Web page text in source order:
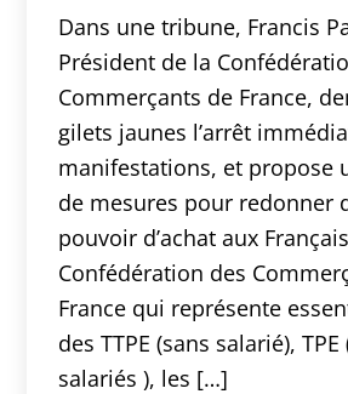
Dans une tribune, Francis
Président de la
Commerçants de France,
gilets jaunes l’arrêt
manifestations, et propose
de mesures pour redonner
pouvoir d’achat aux
Confédération des
France qui représente
des TTPE (sans salarié),
salariés ), les […]